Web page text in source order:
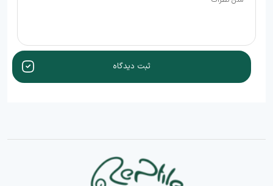
ثبت دیدگاه